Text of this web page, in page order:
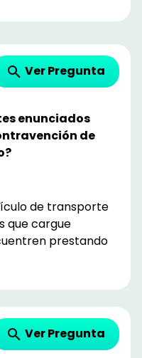
Ver Pregunta
enunciados
de
de transporte
que cargue
prestando
Ver Pregunta